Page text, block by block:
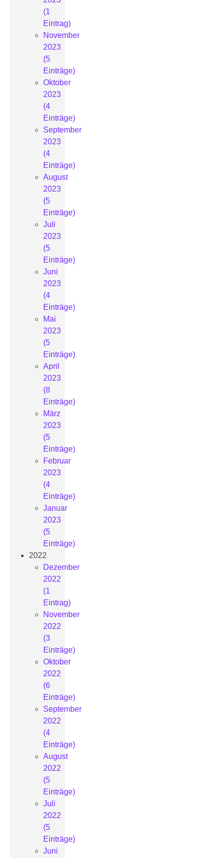
(1
Eintrag)
November
2023
(5
Einträge)
Oktober
2023
(4
Einträge)
September
2023
(4
Einträge)
August
2023
(5
Einträge)
Juli
2023
(5
Einträge)
Juni
2023
(4
Einträge)
Mai
2023
(5
Einträge)
April
2023
(8
Einträge)
März
2023
(5
Einträge)
Februar
2023
(4
Einträge)
Januar
2023
(5
Einträge)
2022
Dezember
2022
(1
Eintrag)
November
2022
(3
Einträge)
Oktober
2022
(6
Einträge)
September
2022
(4
Einträge)
August
2022
(5
Einträge)
Juli
2022
(5
Einträge)
Juni